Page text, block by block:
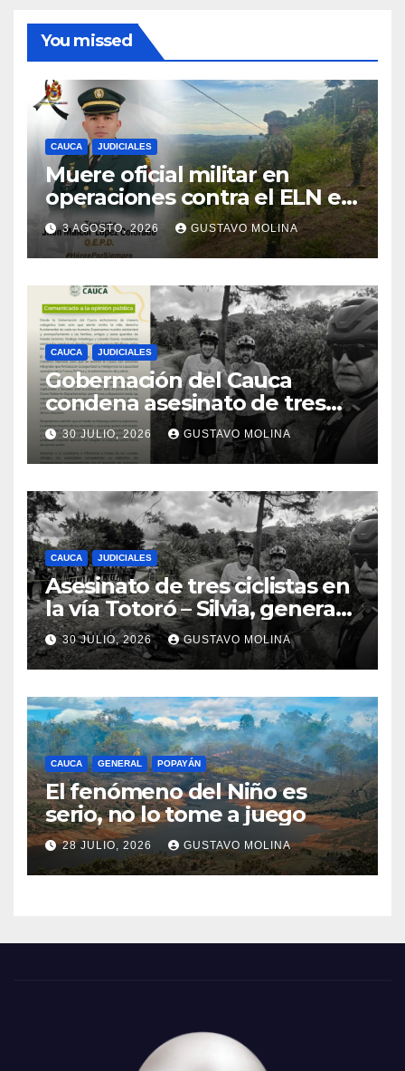
You missed
CAUCA JUDICIALES
Muere oficial militar en
operaciones contra el ELN en
el sur del Cauca
3 AGOSTO, 2026 GUSTAVO MOLINA
CAUCA JUDICIALES
Gobernación del Cauca
condena asesinato de tres
ciudadanos y exige medidas
urgentes al Gobierno
Nacional
30 JULIO, 2026 GUSTAVO MOLINA
CAUCA JUDICIALES
Asesinato de tres ciclistas en
la vía Totoró – Silvia, genera
consternación en el Cauca
30 JULIO, 2026 GUSTAVO MOLINA
CAUCA GENERAL POPAYÁN
El fenómeno del Niño es
serio, no lo tome a juego
28 JULIO, 2026 GUSTAVO MOLINA